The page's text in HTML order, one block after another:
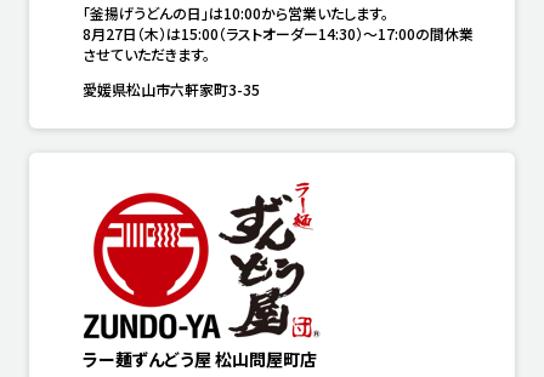
「釜揚げうどんの日」は10:00から営業いたします。
8月27日（木）は15:00（ラストオーダー14:30）～17:00の間休業
させていただきます。
愛媛県松山市六軒家町3-35
ラー麺ずんどう屋 松山問屋町店